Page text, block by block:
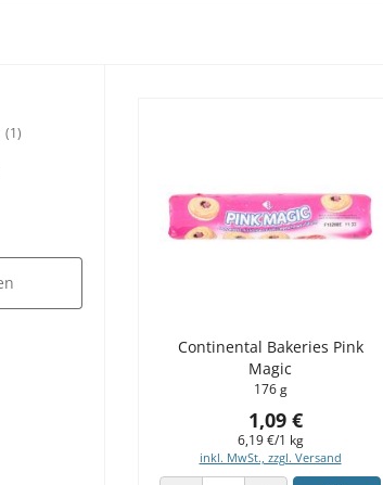
(1)
Continental Bakeries Pink
Magic
176 g
1,09 €
6,19 €/1 kg
inkl. MwSt., zzgl. Versand